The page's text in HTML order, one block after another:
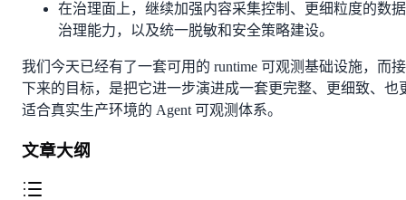
在治理面上，继续加强内容采集控制、更细粒度的数据
治理能力，以及统一脱敏和安全策略建设。
我们今天已经有了一套可用的 runtime 可观测基础设施，而接
下来的目标，是把它进一步演进成一套更完整、更细致、也
适合真实生产环境的 Agent 可观测体系。
文章大纲